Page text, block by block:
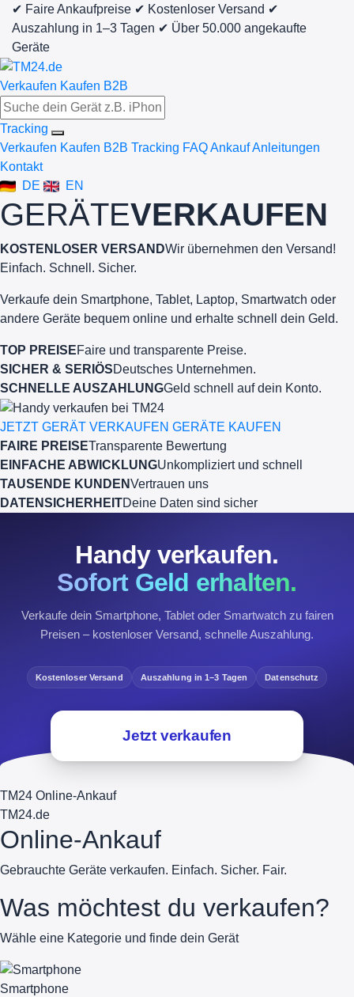
✔ Faire Ankaufpreise ✔ Kostenloser Versand ✔
Auszahlung in 1–3 Tagen ✔ Über 50.000 angekaufte
Geräte
Verkaufen Kaufen B2B
Tracking
Verkaufen Kaufen B2B Tracking FAQ AnkaufAnleitungen
Kontakt
DE
EN
GERÄTEVERKAUFEN
KOSTENLOSER VERSANDWir übernehmen den Versand!
Einfach. Schnell. Sicher.
Verkaufe dein Smartphone, Tablet, Laptop, Smartwatch oder
andere Geräte bequem online und erhalte schnell dein Geld.
TOP PREISEFaire und transparente Preise.
SICHER & SERIÖSDeutsches Unternehmen.
SCHNELLE AUSZAHLUNGGeld schnell auf dein Konto.
JETZT GERÄT VERKAUFEN GERÄTE KAUFEN
FAIRE PREISETransparente Bewertung
EINFACHE ABWICKLUNGUnkompliziert und schnell
TAUSENDE KUNDENVertrauen uns
DATENSICHERHEITDeine Daten sind sicher
Handy verkaufen.
Sofort Geld erhalten.
Verkaufe dein Smartphone, Tablet oder Smartwatch zu fairen
Preisen – kostenloser Versand, schnelle Auszahlung.
Kostenloser Versand Auszahlung in 1–3 Tagen Datenschutz
Jetzt verkaufen
TM24 Online-Ankauf
TM24.de
Online-Ankauf
Gebrauchte Geräte verkaufen. Einfach. Sicher. Fair.
Was möchtest du verkaufen?
Wähle eine Kategorie und finde dein Gerät
Smartphone